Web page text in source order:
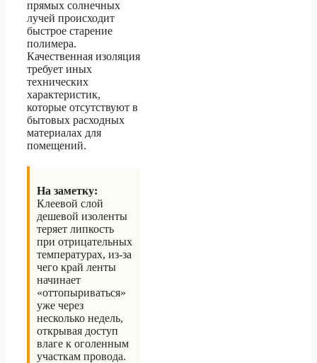
прямых солнечных
лучей происходит
быстрое старение
полимера.
Качественная изоляция
требует иных
технических
характеристик,
которые отсутствуют в
бытовых расходных
материалах для
помещений.
На заметку:
Клеевой слой
дешевой изоленты
теряет липкость
при отрицательных
температурах, из-за
чего край ленты
начинает
«оттопыриваться»
уже через
несколько недель,
открывая доступ
влаге к оголенным
участкам провода.